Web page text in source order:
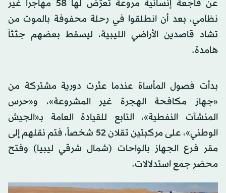
عن فاجعة إنسانية مروعة تعرّض لها 58 مهاجراً غير
نظامي، بعد أن انطلقوا في رحلة محفوفة بالموت من
تشاد قاصدين الأراضي الليبية، ليسقط بعضهم جثثاً
هامدة.
بدأت فصول المأساة عندما عثرت دورية مشتركة من
«جهاز مكافحة الهجرة غير المشروعة»، و«حرس
المنشآت النفطية»، التابع للقيادة العامة بـ«الجيش
الوطني»، على مركبتين تقلان 52 شخصاً، فتم نقلهم إلى
مقر فرع الجهاز بالواحات (شمال شرقي ليبيا) وفتح
محضر جمع استدلالات.